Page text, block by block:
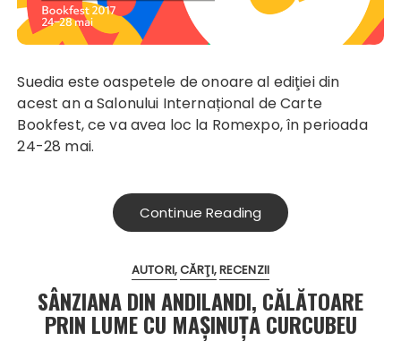
Suedia este oaspetele de onoare al ediţiei din
acest an a Salonului Internațional de Carte
Bookfest, ce va avea loc la Romexpo, în perioada
24-28 mai.
Continue Reading
AUTORI CĂRŢI RECENZII
SÂNZIANA DIN ANDILANDI, CĂLĂTOARE
PRIN LUME CU MAȘINUȚA CURCUBEU